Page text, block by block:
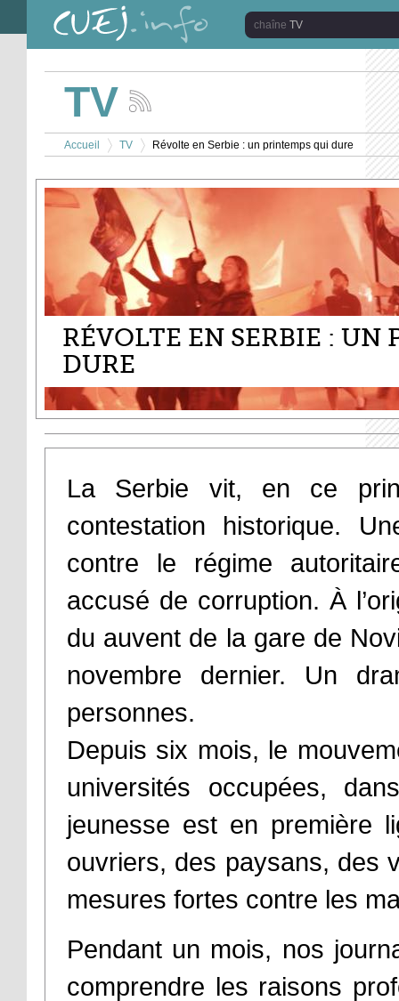
Aller au contenu principal
TV
TV
les
actualités
de
chaîne
TV
Vous êtes ici
Accueil
>
TV
>
Révolte en Serbie : un printemps qui dure
RÉVOLTE EN SERBIE : UN
DURE
La Serbie vit, en ce
contestation historique.
contre le régime
accusé de corruption. À
du auvent de la gare de
novembre dernier. Un
personnes.
Depuis six mois, le
universités occupées,
jeunesse est en première
ouvriers, des paysans, des
mesures fortes contre les
Pendant un mois, nos
comprendre les raisons